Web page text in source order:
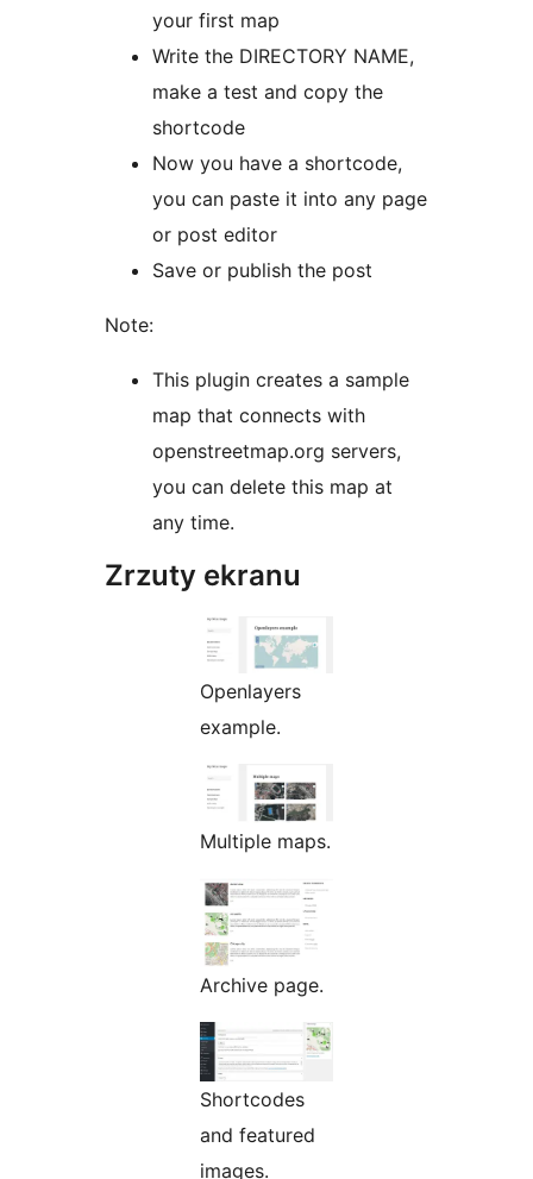
your first map
Write the DIRECTORY NAME,
make a test and copy the
shortcode
Now you have a shortcode,
you can paste it into any page
or post editor
Save or publish the post
Note:
This plugin creates a sample
map that connects with
openstreetmap.org servers,
you can delete this map at
any time.
Zrzuty ekranu
Openlayers
example.
Multiple maps.
Archive page.
Shortcodes
and featured
images.